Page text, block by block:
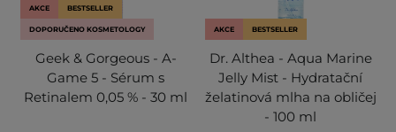
AKCE BESTSELLER
DOPORUČENO KOSMETOLOGY
Geek & Gorgeous - A-
Game 5 - Sérum s
Retinalem 0,05 % - 30 ml
AKCE BESTSELLER
Dr. Althea - Aqua Marine
Jelly Mist - Hydratační
želatinová mlha na obličej
- 100 ml